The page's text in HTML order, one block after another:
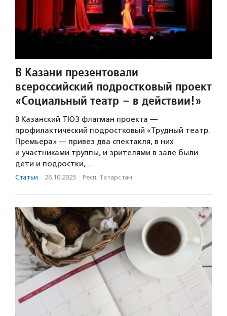
В Казани презентовали
всероссийский подростковый проект
«Социальный театр – в действии!»
В Казанский ТЮЗ флагман проекта —
профилактический подростковый «Трудный театр.
Премьера» — привез два спектакля, в них
и участниками труппы, и зрителями в зале были
дети и подростки,…
Статьи · 26.10.2023 · Респ. Татарстан